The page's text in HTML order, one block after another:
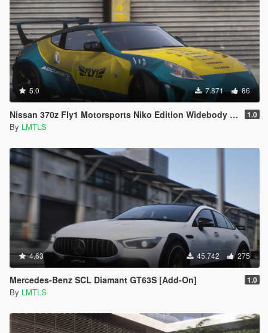
5.0 7.871 86
Nissan 370z Fly1 Motorsports Niko Edition Widebody [Add-On / FiveM | Tuning] 1.0
By LMTLS
4.63 45.742 275
Mercedes-Benz SCL Diamant GT63S [Add-On] 1.0
By LMTLS